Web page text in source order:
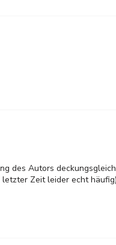
des Autors
Zeit leider echt